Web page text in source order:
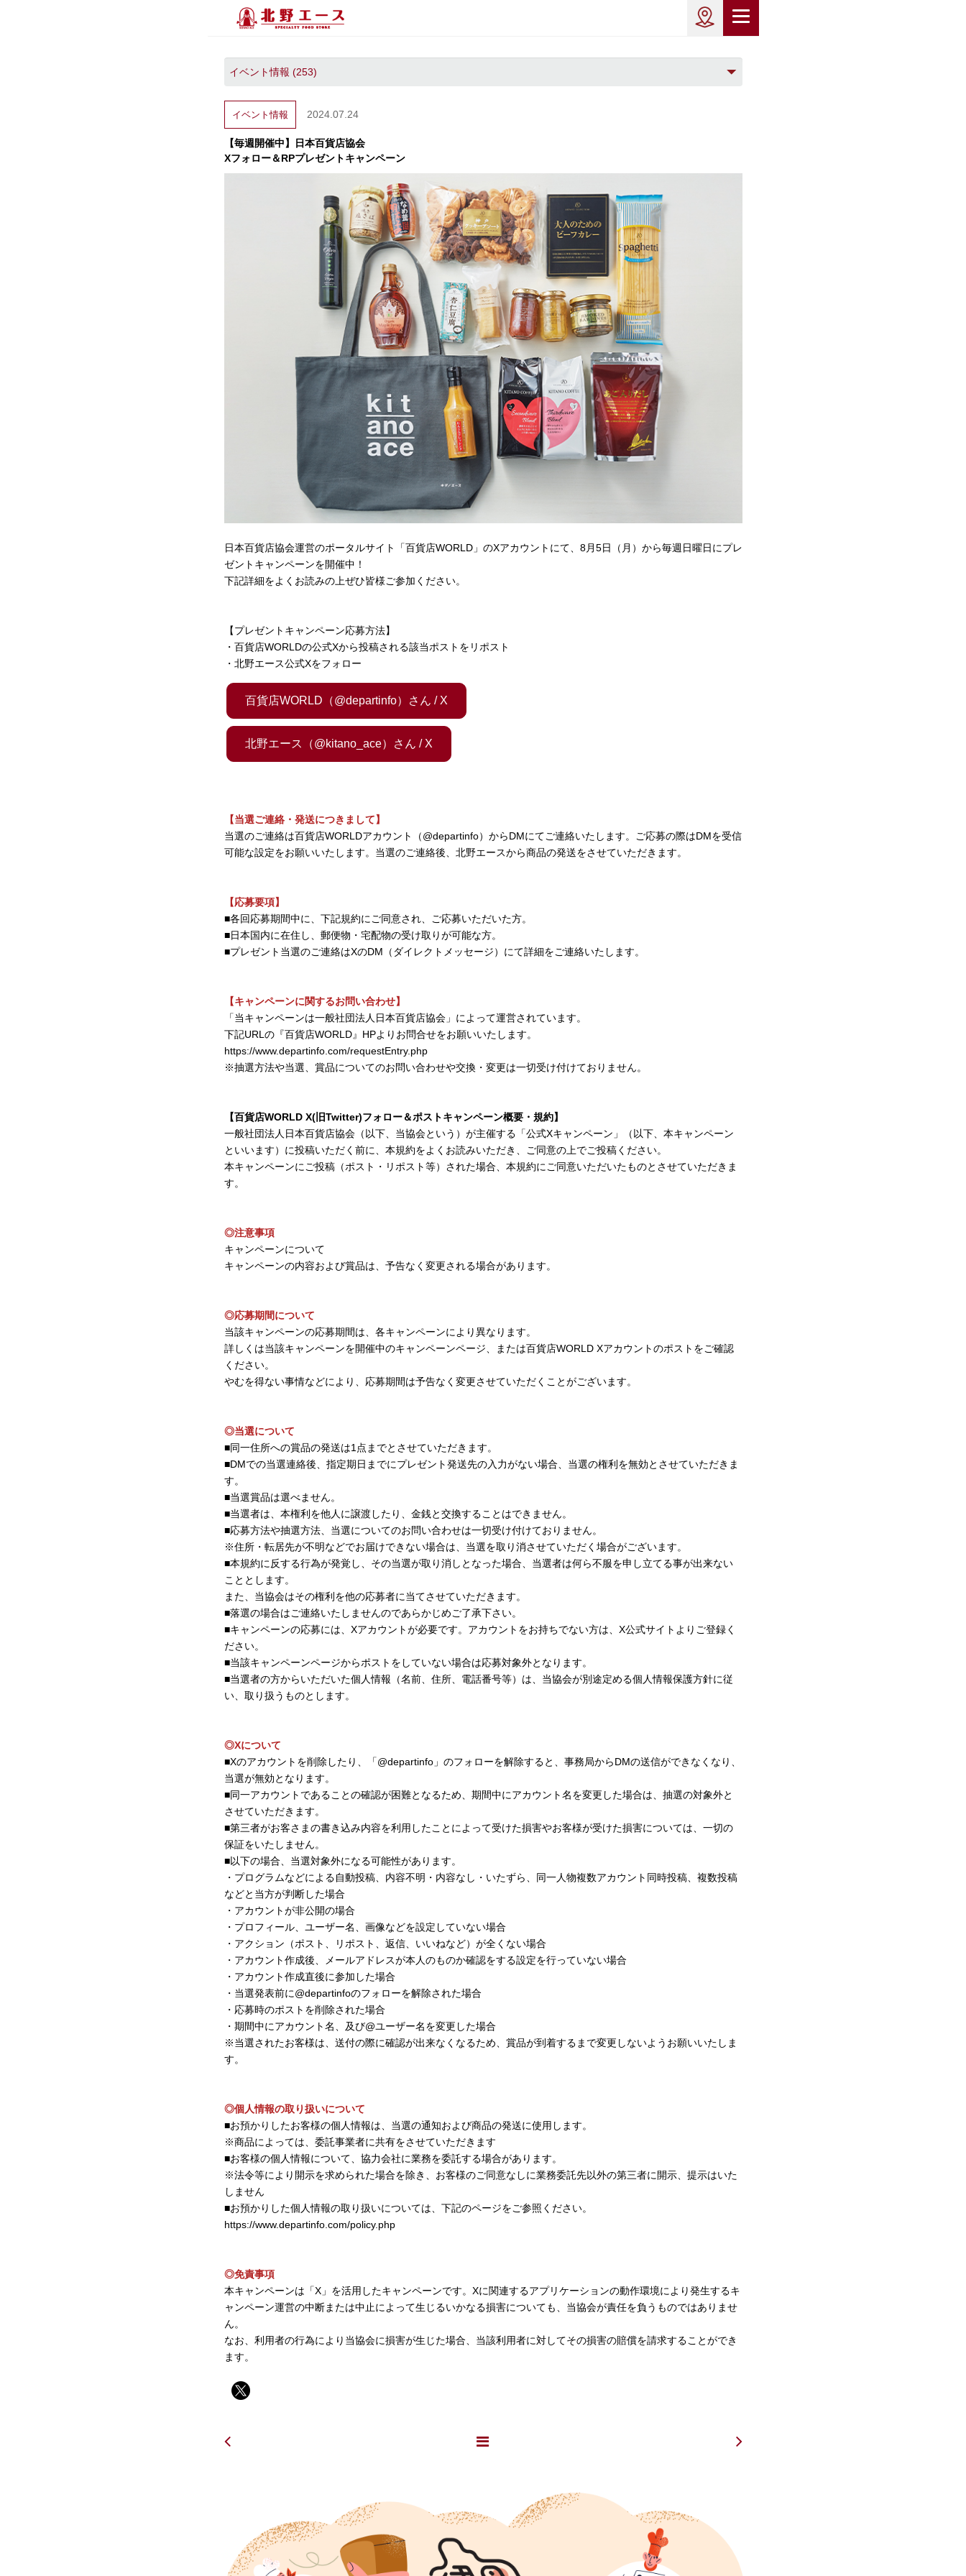
イベント情報 2024.07.24
【毎週開催中】日本百貨店協会
Xフォロー＆RPプレゼントキャンペーン
日本百貨店協会運営のポータルサイト「百貨店WORLD」のXアカウントにて、8月5日（月）から毎週日曜日にプレ
ゼントキャンペーンを開催中！
下記詳細をよくお読みの上ぜひ皆様ご参加ください。
【プレゼントキャンペーン応募方法】
・百貨店WORLDの公式Xから投稿される該当ポストをリポスト
・北野エース公式Xをフォロー
百貨店WORLD（@departinfo）さん / X
北野エース（@kitano_ace）さん / X
【当選ご連絡・発送につきまして】
当選のご連絡は百貨店WORLDアカウント（@departinfo）からDMにてご連絡いたします。ご応募の際はDMを受信
可能な設定をお願いいたします。当選のご連絡後、北野エースから商品の発送をさせていただきます。
【応募要項】
■各回応募期間中に、下記規約にご同意され、ご応募いただいた方。
■日本国内に在住し、郵便物・宅配物の受け取りが可能な方。
■プレゼント当選のご連絡はXのDM（ダイレクトメッセージ）にて詳細をご連絡いたします。
【キャンペーンに関するお問い合わせ】
「当キャンペーンは一般社団法人日本百貨店協会」によって運営されています。
下記URLの『百貨店WORLD』HPよりお問合せをお願いいたします。
https://www.departinfo.com/requestEntry.php
※抽選方法や当選、賞品についてのお問い合わせや交換・変更は一切受け付けておりません。
【百貨店WORLD X(旧Twitter)フォロー＆ポストキャンペーン概要・規約】
一般社団法人日本百貨店協会（以下、当協会という）が主催する「公式Xキャンペーン」（以下、本キャンペーン
といいます）に投稿いただく前に、本規約をよくお読みいただき、ご同意の上でご投稿ください。
本キャンペーンにご投稿（ポスト・リポスト等）された場合、本規約にご同意いただいたものとさせていただきま
す。
◎注意事項
キャンペーンについて
キャンペーンの内容および賞品は、予告なく変更される場合があります。
◎応募期間について
当該キャンペーンの応募期間は、各キャンペーンにより異なります。
詳しくは当該キャンペーンを開催中のキャンペーンページ、または百貨店WORLD Xアカウントのポストをご確認
ください。
やむを得ない事情などにより、応募期間は予告なく変更させていただくことがございます。
◎当選について
■同一住所への賞品の発送は1点までとさせていただきます。
■DMでの当選連絡後、指定期日までにプレゼント発送先の入力がない場合、当選の権利を無効とさせていただきま
す。
■当選賞品は選べません。
■当選者は、本権利を他人に譲渡したり、金銭と交換することはできません。
■応募方法や抽選方法、当選についてのお問い合わせは一切受け付けておりません。
※住所・転居先が不明などでお届けできない場合は、当選を取り消させていただく場合がございます。
■本規約に反する行為が発覚し、その当選が取り消しとなった場合、当選者は何ら不服を申し立てる事が出来ない
こととします。
また、当協会はその権利を他の応募者に当てさせていただきます。
■落選の場合はご連絡いたしませんのであらかじめご了承下さい。
■キャンペーンの応募には、Xアカウントが必要です。アカウントをお持ちでない方は、X公式サイトよりご登録く
ださい。
■当該キャンペーンページからポストをしていない場合は応募対象外となります。
■当選者の方からいただいた個人情報（名前、住所、電話番号等）は、当協会が別途定める個人情報保護方針に従
い、取り扱うものとします。
◎Xについて
■Xのアカウントを削除したり、「@departinfo」のフォローを解除すると、事務局からDMの送信ができなくなり、
当選が無効となります。
■同一アカウントであることの確認が困難となるため、期間中にアカウント名を変更した場合は、抽選の対象外と
させていただきます。
■第三者がお客さまの書き込み内容を利用したことによって受けた損害やお客様が受けた損害については、一切の
保証をいたしません。
■以下の場合、当選対象外になる可能性があります。
・プログラムなどによる自動投稿、内容不明・内容なし・いたずら、同一人物複数アカウント同時投稿、複数投稿
などと当方が判断した場合
・アカウントが非公開の場合
・プロフィール、ユーザー名、画像などを設定していない場合
・アクション（ポスト、リポスト、返信、いいねなど）が全くない場合
・アカウント作成後、メールアドレスが本人のものか確認をする設定を行っていない場合
・アカウント作成直後に参加した場合
・当選発表前に@departinfoのフォローを解除された場合
・応募時のポストを削除された場合
・期間中にアカウント名、及び@ユーザー名を変更した場合
※当選されたお客様は、送付の際に確認が出来なくなるため、賞品が到着するまで変更しないようお願いいたしま
す。
◎個人情報の取り扱いについて
■お預かりしたお客様の個人情報は、当選の通知および商品の発送に使用します。
※商品によっては、委託事業者に共有をさせていただきます
■お客様の個人情報について、協力会社に業務を委託する場合があります。
※法令等により開示を求められた場合を除き、お客様のご同意なしに業務委託先以外の第三者に開示、提示はいた
しません
■お預かりした個人情報の取り扱いについては、下記のページをご参照ください。
https://www.departinfo.com/policy.php
◎免責事項
本キャンペーンは「X」を活用したキャンペーンです。Xに関連するアプリケーションの動作環境により発生するキ
ャンペーン運営の中断または中止によって生じるいかなる損害についても、当協会が責任を負うものではありませ
ん。
なお、利用者の行為により当協会に損害が生じた場合、当該利用者に対してその損害の賠償を請求することができ
ます。